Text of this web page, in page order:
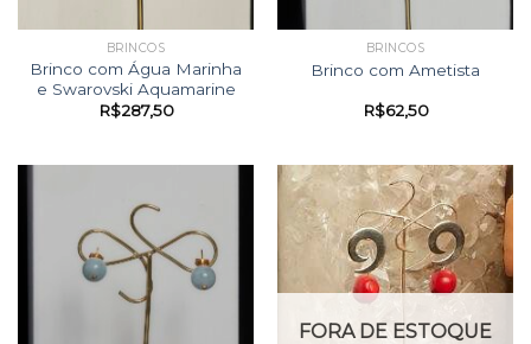
BRINCOS
Brinco com Água Marinha
e Swarovski Aquamarine
R$287,50
BRINCOS
Brinco com Ametista
R$62,50
FORA DE ESTOQUE